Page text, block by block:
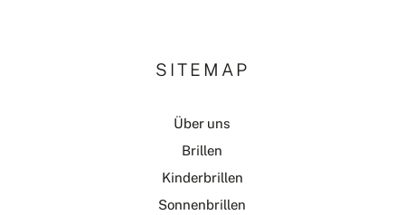
SITEMAP
Über uns
Brillen
Kinderbrillen
Sonnenbrillen